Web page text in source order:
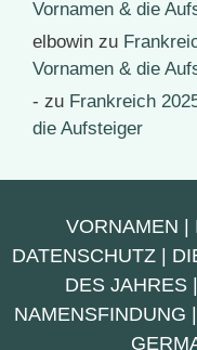
Vornamen & die
elbowin zu
Vornamen & die
- zu Frankreich
die Aufsteiger
VORNAMEN |
DATENSCHUTZ |
DES JAHRES |
NAMENSFINDUNG |